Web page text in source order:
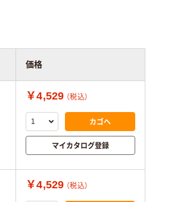
価格
￥4,529 （税込）
カゴへ
マイカタログ登録
￥4,529 （税込）